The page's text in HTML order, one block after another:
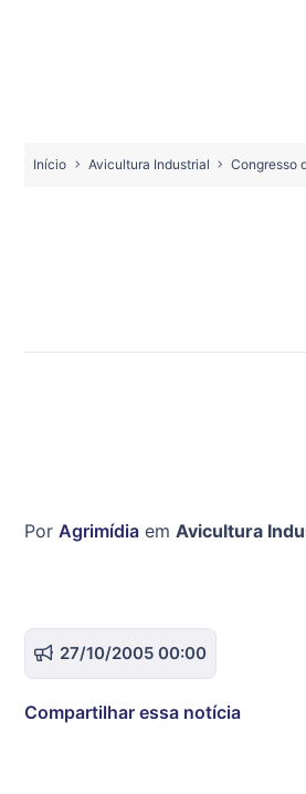
Início Avicultura Industrial Congresso
Por Agrimídia em Avicultura
27/10/2005 00:00
Compartilhar essa notícia